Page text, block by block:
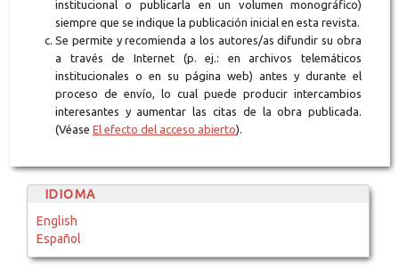
institucional o publicarla en un volumen monográfico)
siempre que se indique la publicación inicial en esta revista.
Se permite y recomienda a los autores/as difundir su obra
a través de Internet (p. ej.: en archivos telemáticos
institucionales o en su página web) antes y durante el
proceso de envío, lo cual puede producir intercambios
interesantes y aumentar las citas de la obra publicada.
(Véase El efecto del acceso abierto).
IDIOMA
English
Español